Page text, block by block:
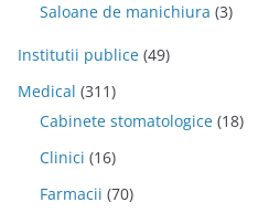
Saloane de manichiura (3)
Institutii publice (49)
Medical (311)
Cabinete stomatologice (18)
Clinici (16)
Farmacii (70)